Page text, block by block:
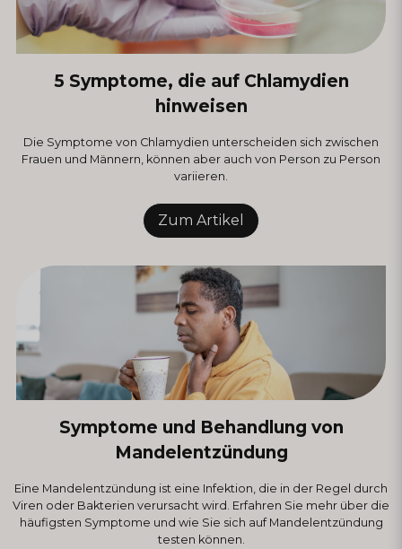
5 Symptome, die auf Chlamydien
hinweisen
Die Symptome von Chlamydien unterscheiden sich zwischen
Frauen und Männern, können aber auch von Person zu Person
variieren.
Zum Artikel
Symptome und Behandlung von
Mandelentzündung
Eine Mandelentzündung ist eine Infektion, die in der Regel durch
Viren oder Bakterien verursacht wird. Erfahren Sie mehr über die
häufigsten Symptome und wie Sie sich auf Mandelentzündung
testen können.